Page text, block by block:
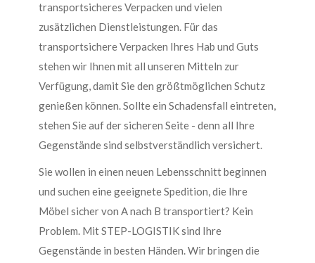
transportsicheres Verpacken und vielen
zusätzlichen Dienstleistungen. Für das
transportsichere Verpacken Ihres Hab und Guts
stehen wir Ihnen mit all unseren Mitteln zur
Verfügung, damit Sie den größtmöglichen Schutz
genießen können. Sollte ein Schadensfall eintreten,
stehen Sie auf der sicheren Seite - denn all Ihre
Gegenstände sind selbstverständlich versichert.
Sie wollen in einen neuen Lebensschnitt beginnen
und suchen eine geeignete Spedition, die Ihre
Möbel sicher von A nach B transportiert? Kein
Problem. Mit STEP-LOGISTIK sind Ihre
Gegenstände in besten Händen. Wir bringen die